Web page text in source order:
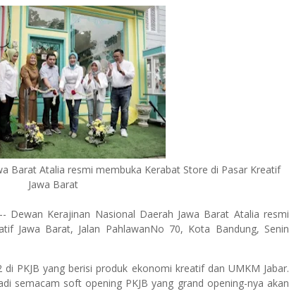
Barat Atalia resmi membuka Kerabat Store di Pasar Kreatif
Jawa Barat
-- Dewan Kerajinan Nasional Daerah Jawa Barat Atalia resmi
Jawa Barat, Jalan PahlawanNo 70, Kota Bandung, Senin
PKJB yang berisi produk ekonomi kreatif dan UMKM Jabar.
semacam soft opening PKJB yang grand opening-nya akan